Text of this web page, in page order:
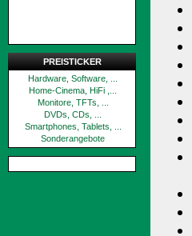
PREISTICKER
Hardware, Software, ...
Home-Cinema, HiFi ,...
Monitore, TFTs, ...
DVDs, CDs, ...
Smartphones, Tablets, ...
Sonderangebote